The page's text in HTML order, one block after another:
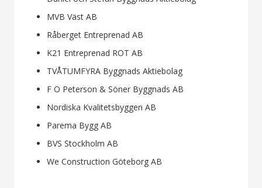
MVB Väst AB
Råberget Entreprenad AB
K21 Entreprenad ROT AB
TVÅTUMFYRA Byggnads Aktiebolag
F O Peterson & Söner Byggnads AB
Nordiska Kvalitetsbyggen AB
Parema Bygg AB
BVS Stockholm AB
We Construction Göteborg AB